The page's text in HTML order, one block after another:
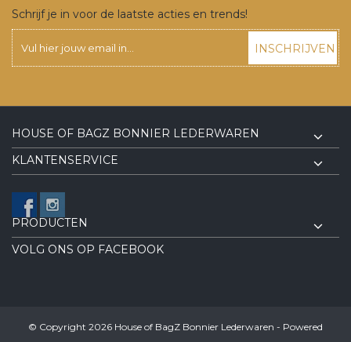
Schrijf je in voor de laatste acties en trends!
INSCHRIJVEN
HOUSE OF BAGZ BONNIER LEDERWAREN
KLANTENSERVICE
PRODUCTEN
VOLG ONS OP FACEBOOK
© Copyright 2026 House of BagZ Bonnier Lederwaren - Powered